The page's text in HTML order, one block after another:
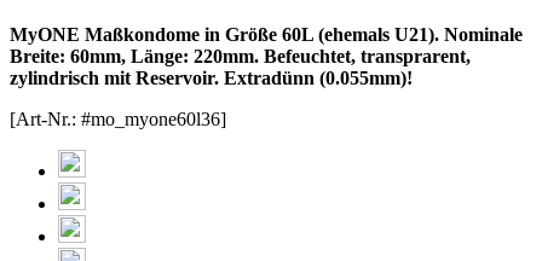
MyONE Maßkondome in Größe 60L (ehemals U21). Nominale
Breite: 60mm, Länge: 220mm. Befeuchtet, transprarent,
zylindrisch mit Reservoir. Extradünn (0.055mm)!
[Art-Nr.: #mo_myone60l36]